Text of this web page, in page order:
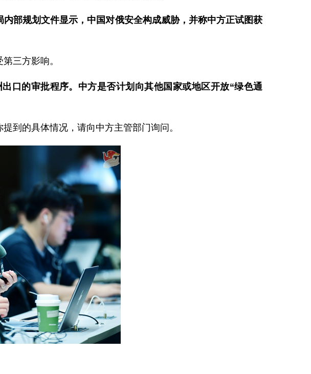
部规划文件显示，中国对俄安全构成威胁，并称中方正试图获
三方影响。
口的审批程序。中方是否计划向其他国家或地区开放“绿色通
到的具体情况，请向中方主管部门询问。